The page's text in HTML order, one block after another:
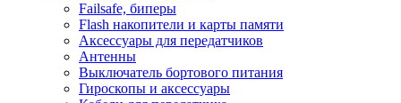
Failsafe, биперы
Flash накопители и карты памяти
Аксессуары для передатчиков
Антенны
Выключатель бортового питания
Гироскопы и аксессуары